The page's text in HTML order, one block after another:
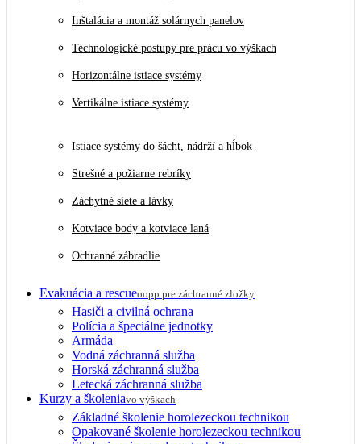
Inštalácia a montáž solárnych panelov
Technologické postupy pre prácu vo výškach
Horizontálne istiace systémy
Vertikálne istiace systémy
Istiace systémy do šácht, nádrží a hĺbok
Strešné a požiarne rebríky
Záchytné siete a lávky
Kotviace body a kotviace laná
Ochranné zábradlie
Evakuácia a rescueoopp pre záchranné zložky
Hasiči a civilná ochrana
Polícia a špeciálne jednotky
Armáda
Vodná záchranná služba
Horská záchranná služba
Letecká záchranná služba
Kurzy a školeniavo výškach
Základné školenie horolezeckou technikou
Opakované školenie horolezeckou technikou